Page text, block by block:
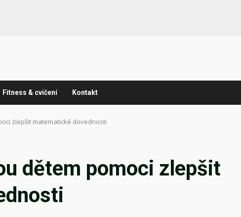
Fitness & cvičení Kontakt
zlepšit matematické dovednosti
dětem pomoci zlepšit